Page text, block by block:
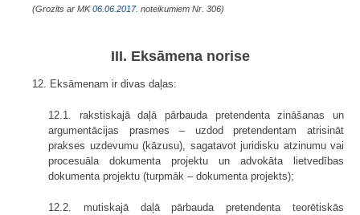
(Grozīts ar MK06.06.2017. noteikumiem Nr. 306)
III. Eksāmena norise
12. Eksāmenam ir divas daļas:
12.1. rakstiskajā daļā pārbauda pretendenta zināšanas un
argumentācijas prasmes – uzdod pretendentam atrisināt
prakses uzdevumu (kāzusu), sagatavot juridisku atzinumu vai
procesuāla dokumenta projektu un advokāta lietvedības
dokumenta projektu (turpmāk – dokumenta projekts);
12.2. mutiskajā daļā pārbauda pretendenta teorētiskās